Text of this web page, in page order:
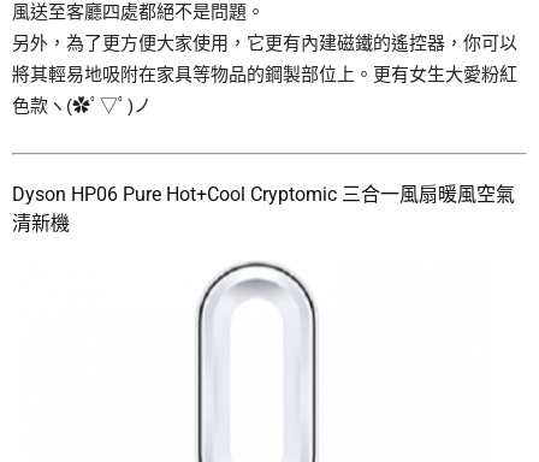
風送至客廳四處都絕不是問題。
另外，為了更方便大家使用，它更有內建磁鐵的遙控器，你可以
將其輕易地吸附在家具等物品的鋼製部位上。更有女生大愛粉紅
色款ヽ(✿ﾟ▽ﾟ)ノ
Dyson HP06 Pure Hot+Cool Cryptomic 三合一風扇暖風空氣
清新機